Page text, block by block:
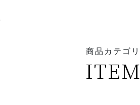
商品カテゴリ
ITEM